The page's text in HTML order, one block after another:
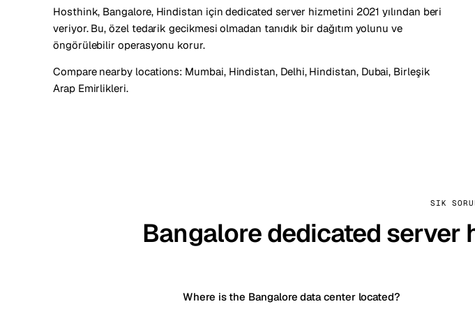
Hosthink, Bangalore, Hindistan için dedicated server hizmetini 2021 yılından beri
veriyor. Bu, özel tedarik gecikmesi olmadan tanıdık bir dağıtım yolunu ve
öngörülebilir operasyonu korur.
Compare nearby locations: Mumbai, Hindistan, Delhi, Hindistan, Dubai, Birleşik
Arap Emirlikleri.
SIK
Bangalore dedicated server
Where is the Bangalore data center located?